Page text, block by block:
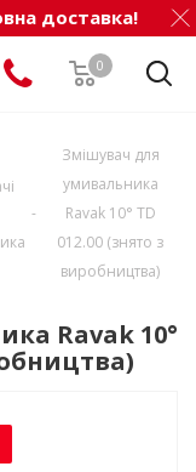
доставка!
0
-
Змішувач для
умивальника
Ravak 10° TD
012.00 (знято з
виробництва)
Ravak 10°